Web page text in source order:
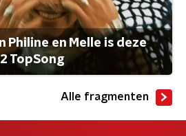
Philine en Melle is deze
TopSong
Alle fragmenten